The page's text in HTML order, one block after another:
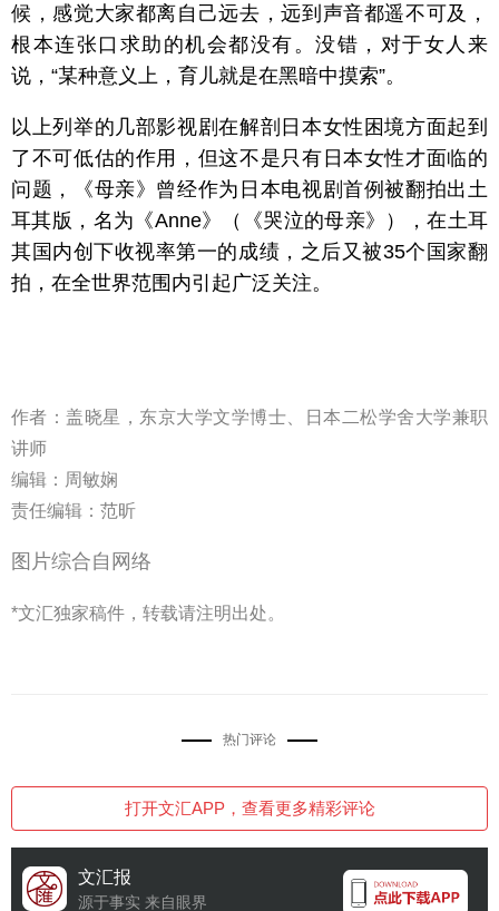
候，感觉大家都离自己远去，远到声音都遥不可及，
根本连张口求助的机会都没有。没错，对于女人来
说，“某种意义上，育儿就是在黑暗中摸索”。
以上列举的几部影视剧在解剖日本女性困境方面起到
了不可低估的作用，但这不是只有日本女性才面临的
问题，《母亲》曾经作为日本电视剧首例被翻拍出土
耳其版，名为《Anne》（《哭泣的母亲》），在土耳
其国内创下收视率第一的成绩，之后又被35个国家翻
拍，在全世界范围内引起广泛关注。
作者：盖晓星， 东京大学文学博士、日本二松学舍大学兼职
讲师
编辑：周敏娴
责任编辑：范昕
图片综合自网络
*文汇独家稿件，转载请注明出处。
热门评论
打开文汇APP，查看更多精彩评论
文汇报
源于事实 来自眼界